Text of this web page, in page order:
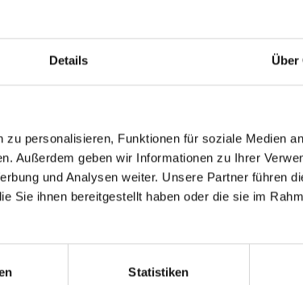
Details Über
personalisieren, Funktionen für soziale Medien
Außerdem geben wir Informationen zu Ihrer
und Analysen weiter. Unsere Partner führen
Sie ihnen bereitgestellt haben oder die sie im
Statistiken
Wohnkomfort für
die hochwertige Ausstattung und
Sauna, Kamin, voll
gehören noch vier
sorgen.
Ihnen gerne in dem ausführlichen